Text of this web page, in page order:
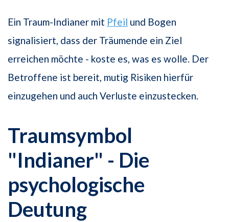
Ein Traum-Indianer mit Pfeil und Bogen
signalisiert, dass der Träumende ein Ziel
erreichen möchte - koste es, was es wolle. Der
Betroffene ist bereit, mutig Risiken hierfür
einzugehen und auch Verluste einzustecken.
Traumsymbol
"Indianer" - Die
psychologische
Deutung